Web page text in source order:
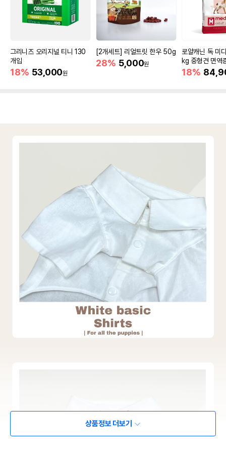
그리니즈 오리지널 티니 130
개입
18% 53,000원
[2개세트] 리얼트릿 한우 50g
28% 5,000원
로얄캐닌 독 미
kg 중형견 면역
18%
상품정보 더보기